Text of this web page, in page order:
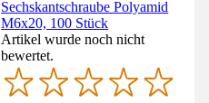
Sechskantschraube Polyamid
M6x20, 100 Stück
Artikel wurde noch nicht
bewertet.